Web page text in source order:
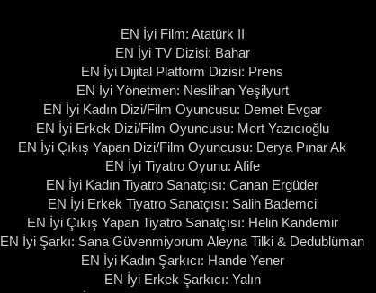
EN İyi Film: Atatürk II
EN İyi TV Dizisi: Bahar
EN İyi Dijital Platform Dizisi: Prens
EN İyi Yönetmen: Neslihan Yeşilyurt
EN İyi Kadın Dizi/Film Oyuncusu: Demet Evgar
EN İyi Erkek Dizi/Film Oyuncusu: Mert Yazıcıoğlu
EN İyi Çıkış Yapan Dizi/Film Oyuncusu: Derya Pınar Ak
EN İyi Tiyatro Oyunu: Afife
EN İyi Kadın Tiyatro Sanatçısı: Canan Ergüder
EN İyi Erkek Tiyatro Sanatçısı: Salih Bademci
EN İyi Çıkış Yapan Tiyatro Sanatçısı: Helin Kandemir
EN İyi Şarkı: Sana Güvenmiyorum Aleyna Tilki & Dedublüman
EN İyi Kadın Şarkıcı: Hande Yener
EN İyi Erkek Şarkıcı: Yalın